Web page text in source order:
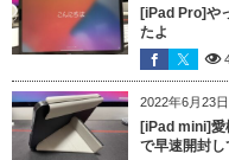
[iPad Pro]や
たよ
2022年6月23日
[iPad mini]愛
で早速開封し